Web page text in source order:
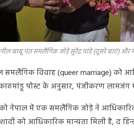
बाबू पंत समलैंगिक जोड़े सुरेंद्र पांडे (दूसरे बाएं) और
समलैंगिक विवाह (queer marriage) को
पोस्ट के अनुसार, पंजीकरण लामजंग
नेपाल में एक समलैंगिक जोड़े ने
को आधिकारिक मान्यता मिली है, द